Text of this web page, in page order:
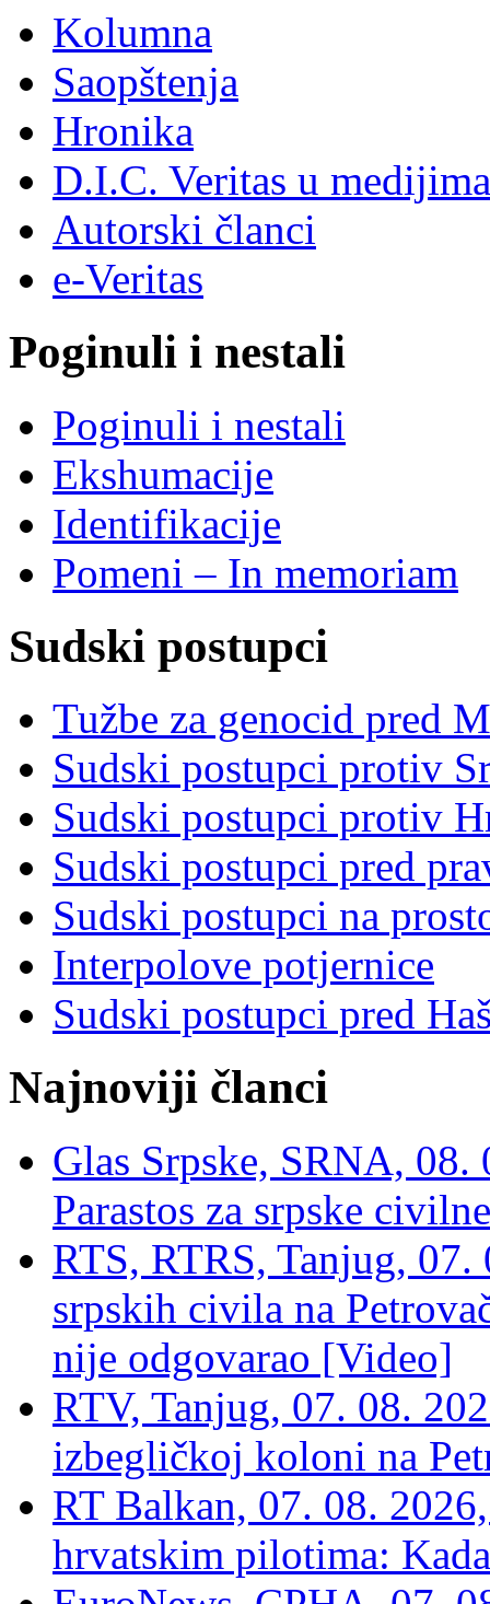
Kolumna
Saopštenja
Hronika
D.I.C. Veritas u medijima
Autorski članci
e-Veritas
Poginuli i nestali
Poginuli i nestali
Ekshumacije
Identifikacije
Pomeni – In memoriam
Sudski postupci
Tužbe za genocid pred
Sudski postupci protiv
Sudski postupci protiv
Sudski postupci pred
Sudski postupci na
Interpolove potjernice
Sudski postupci pred
Najnoviji članci
Glas Srpske, SRNA,
Parastos za srpske
RTS, RTRS, Tanjug,
srpskih civila na
nije odgovarao [Video]
RTV, Tanjug, 07. 08.
izbegličkoj koloni na
RT Balkan, 07. 08.
hrvatskim pilotima: